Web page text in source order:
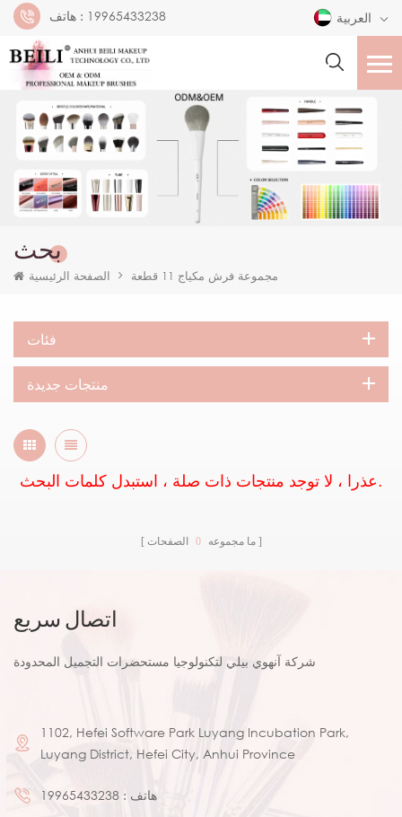
هاتف : 19965433238
بحث
الصفحة الرئيسية مجموعة فرش مكياج 11 قطعة
فئات
منتجات جديدة
عذرا ، لا توجد منتجات ذات صلة ، استبدل كلمات البحث.
ما مجموعه 0 الصفحات
اتصال سريع
شركة آنهوي بيلي لتكنولوجيا مستحضرات التجميل المحدودة
1102, Hefei Software Park Luyang Incubation Park,
Luyang District, Hefei City, Anhui Province
هاتف : 19965433238